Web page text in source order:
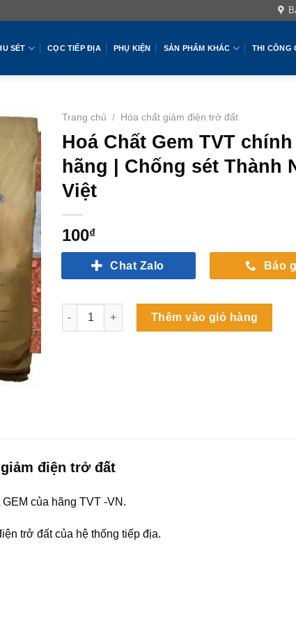
SÉT CỌC TIẾP ĐỊA PHỤ KIỆN SẢN PHẨM KHÁC THI CÔNG
Trang chủ / Hóa chất giảm điện trở đất
Hoá Chất Gem TVT chính
hãng | Chống sét Thành
Việt
100₫
Chat Zalo Báo
Hoá Chất Gem TVT chính hãng | Chống sét
Thêm vào giỏ hàng
giảm điện trở đất
của hãng TVT -VN.
trở đất của hệ thống tiếp địa.